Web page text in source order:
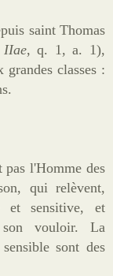
saint Thomas
, q. 1, a. 1),
classes :
pas l'Homme des
qui relèvent,
et sensitive, et
son vouloir. La
sont des